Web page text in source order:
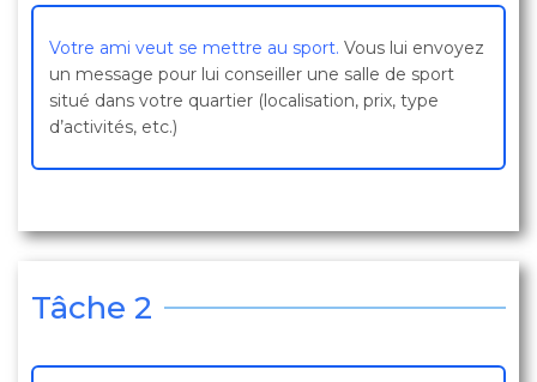
Votre ami veut se mettre au sport. Vous lui envoyez
un message pour lui conseiller une salle de sport
situé dans votre quartier (localisation, prix, type
d’activités, etc.)
Tâche 2